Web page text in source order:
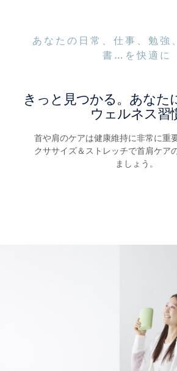
あなたの日常、仕事、勉強
書…を快適に
きっと見つかる。あなた
ウェルネス習
首や肩のケアは健康維持に非常に重
クササイズ＆ストレッチで首肩ケア
ましょう。